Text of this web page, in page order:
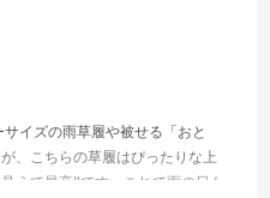
イズの雨草履や被せる「おと
、こちらの草履はぴったりな上
えて最高‼️です。これで雨の日も